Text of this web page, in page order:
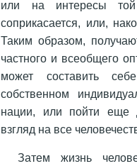
или на интересы
соприкасается, или,
Таким образом,
частного и всеобщего
может составить
собственном
нации, или пойти еще
взгляд на все
Затем жизнь